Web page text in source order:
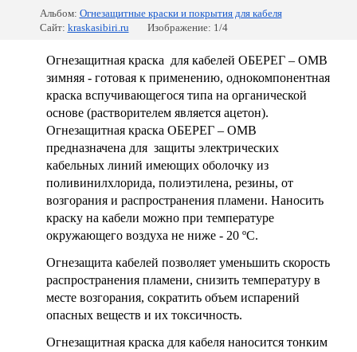
Альбом: Огнезащитные краски и покрытия для кабеля
Сайт: kraskasibiri.ru Изображение: 1/4
Огнезащитная краска для кабелей ОБЕРЕГ – ОМВ
зимняя - готовая к применению, однокомпонентная
краска вспучивающегося типа на органической
основе (растворителем является ацетон).
Огнезащитная краска ОБЕРЕГ – ОМВ
предназначена для защиты электрических
кабельных линий имеющих оболочку из
поливинилхлорида, полиэтилена, резины, от
возгорания и распространения пламени. Наносить
краску на кабели можно при температуре
окружающего воздуха не ниже - 20 ºС.
Огнезащита кабелей позволяет уменьшить скорость
распространения пламени, снизить температуру в
месте возгорания, сократить объем испарений
опасных веществ и их токсичность.
Огнезащитная краска для кабеля наносится тонким